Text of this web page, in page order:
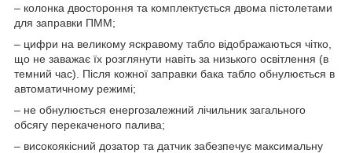
– колонка двостороння та комплектується двома пістолетами
для заправки ПММ;
– цифри на великому яскравому табло відображаються чітко,
що не заважає їх розглянути навіть за низького освітлення (в
темний час). Після кожної заправки бака табло обнулюється в
автоматичному режимі;
– не обнулюється енергозалежний лічильник загального
обсягу перекаченого палива;
– високоякісний дозатор та датчик забезпечує максимальну